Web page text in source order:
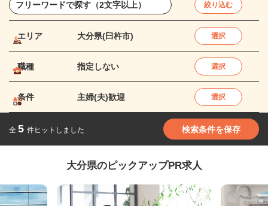
絞り込む
エリア 大分県(臼杵市) 選択
職種 指定しない 選択
条件 主婦(夫)歓迎 選択
全 5 件ヒットしました 検索条件を保存
大分県のピックアップPR求人